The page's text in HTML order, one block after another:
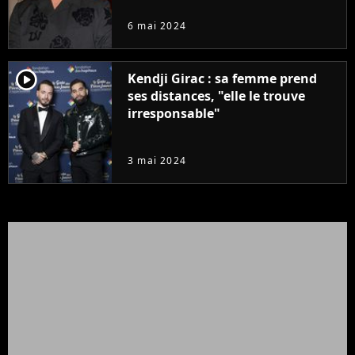
6 mai 2024
player2
Kendji Girac : sa femme prend
ses distances, "elle le trouve
irresponsable"
3 mai 2024